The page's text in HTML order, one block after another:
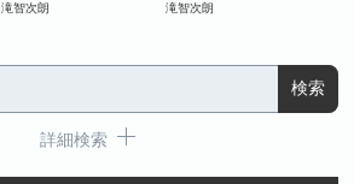
滝智次朗 滝智次朗
詳細検索